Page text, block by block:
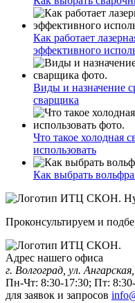
Как работает
эффективного
Виды и назначение
сварщика
Что такое холодная
использовать
Как выбрать
Проконсультируем и
Адрес нашего офиса
г. Волгоград, ул.
Пн-Чт: 8:30-17:30; Пт:
для заявок и запросов